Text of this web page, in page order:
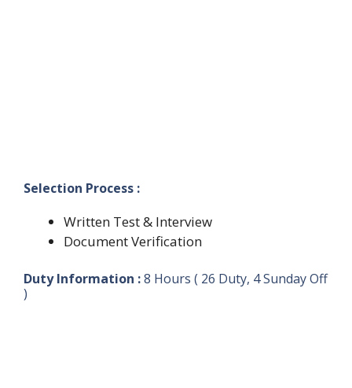
Selection Process :
Written Test & Interview
Document Verification
Duty Information :8 Hours ( 26 Duty, 4 Sunday Off
)